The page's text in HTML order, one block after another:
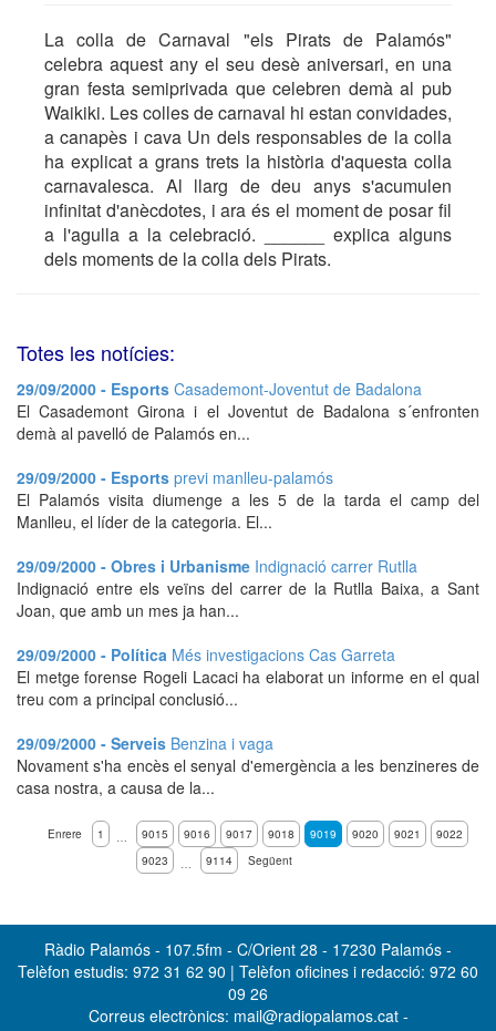
La colla de Carnaval "els Pirats de Palamós"
celebra aquest any el seu desè aniversari, en una
gran festa semiprivada que celebren demà al pub
Waikiki. Les colles de carnaval hi estan convidades,
a canapès i cava Un dels responsables de la colla
ha explicat a grans trets la història d'aquesta colla
carnavalesca. Al llarg de deu anys s'acumulen
infinitat d'anècdotes, i ara és el moment de posar fil
a l'agulla a la celebració. ______ explica alguns
dels moments de la colla dels Pirats.
Totes les notícies:
29/09/2000 - Esports Casademont-Joventut de Badalona
El Casademont Girona i el Joventut de Badalona s´enfronten
demà al pavelló de Palamós en...
29/09/2000 - Esports previ manlleu-palamós
El Palamós visita diumenge a les 5 de la tarda el camp del
Manlleu, el líder de la categoria. El...
29/09/2000 - Obres i Urbanisme Indignació carrer Rutlla
Indignació entre els veïns del carrer de la Rutlla Baixa, a Sant
Joan, que amb un mes ja han...
29/09/2000 - Política Més investigacions Cas Garreta
El metge forense Rogeli Lacaci ha elaborat un informe en el qual
treu com a principal conclusió...
29/09/2000 - Serveis Benzina i vaga
Novament s'ha encès el senyal d'emergència a les benzineres de
casa nostra, a causa de la...
Enrere 1 … 9015 9016 9017 9018 9019 9020 9021
9022
9023
… 9114 Següent
Ràdio Palamós - 107.5fm - C/Orient 28 - 17230 Palamós -
Telèfon estudis: 972 31 62 90 | Telèfon oficines i redacció: 972 60
09 26
Correus electrònics: mail@radiopalamos.cat -